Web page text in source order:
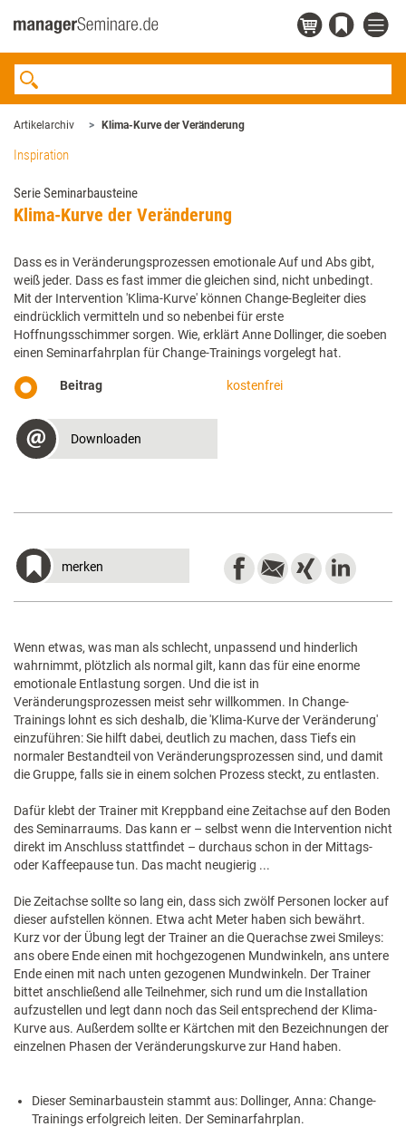
Artikelarchiv Klima-Kurve der Veränderung
Inspiration
Serie Seminarbausteine
Klima-Kurve der Veränderung
Dass es in Veränderungsprozessen emotionale Auf und Abs gibt,
weiß jeder. Dass es fast immer die gleichen sind, nicht unbedingt.
Mit der Intervention 'Klima-Kurve' können Change-Begleiter dies
eindrücklich vermitteln und so nebenbei für erste
Hoffnungsschimmer sorgen. Wie, erklärt Anne Dollinger, die soeben
einen Seminarfahrplan für Change-Trainings vorgelegt hat.
Beitrag kostenfrei
Downloaden
merken
Wenn etwas, was man als schlecht, unpassend und hinderlich
wahrnimmt, plötzlich als normal gilt, kann das für eine enorme
emotionale Entlastung sorgen. Und die ist in
Veränderungsprozessen meist sehr willkommen. In Change-
Trainings lohnt es sich deshalb, die 'Klima-Kurve der Veränderung'
einzuführen: Sie hilft dabei, deutlich zu machen, dass Tiefs ein
normaler Bestandteil von Veränderungsprozessen sind, und damit
die Gruppe, falls sie in einem solchen Prozess steckt, zu entlasten.
Dafür klebt der Trainer mit Kreppband eine Zeitachse auf den Boden
des Seminarraums. Das kann er – selbst wenn die Intervention nicht
direkt im Anschluss stattfindet – durchaus schon in der Mittags-
oder Kaffeepause tun. Das macht neugierig ...
Die Zeitachse sollte so lang ein, dass sich zwölf Personen locker auf
dieser aufstellen können. Etwa acht Meter haben sich bewährt.
Kurz vor der Übung legt der Trainer an die Querachse zwei Smileys:
ans obere Ende einen mit hochgezogenen Mundwinkeln, ans untere
Ende einen mit nach unten gezogenen Mundwinkeln. Der Trainer
bittet anschließend alle Teilnehmer, sich rund um die Installation
aufzustellen und legt dann noch das Seil entsprechend der Klima-
Kurve aus. Außerdem sollte er Kärtchen mit den Bezeichnungen der
einzelnen Phasen der Veränderungskurve zur Hand haben.
Dieser Seminarbaustein stammt aus: Dollinger, Anna: Change-
Trainings erfolgreich leiten. Der Seminar­fahrplan.